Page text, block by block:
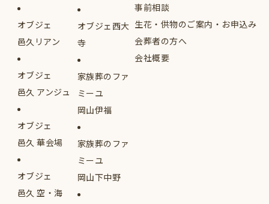
オブジェ
邑久リアン
オブジェ
邑久 アンジュ
オブジェ
邑久 華会場
オブジェ
邑久 空・海
オブジェ西大
寺
家族葬のファ
ミーユ
岡山伊福
家族葬のファ
ミーユ
岡山下中野
事前相談
生花・供物のご案内・お申込み
会葬者の方へ
会社概要